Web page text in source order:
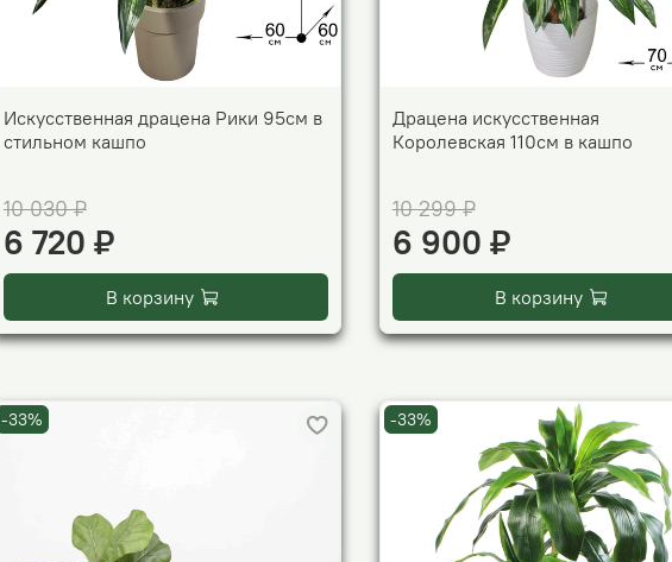
Искусственная драцена Рики 95см в
стильном кашпо
10 030 ₽
6 720 ₽
В корзину
Драцена искусственная
Королевская 110см в кашпо
10 299 ₽
6 900 ₽
В корзину
-33% -33%